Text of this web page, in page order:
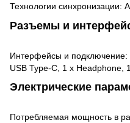
Технологии синхронизации:
Разъемы и
Интерфейсы и подключение:
USB Type-C, 1 x Headphone,
Электрические
Потребляемая мощность в